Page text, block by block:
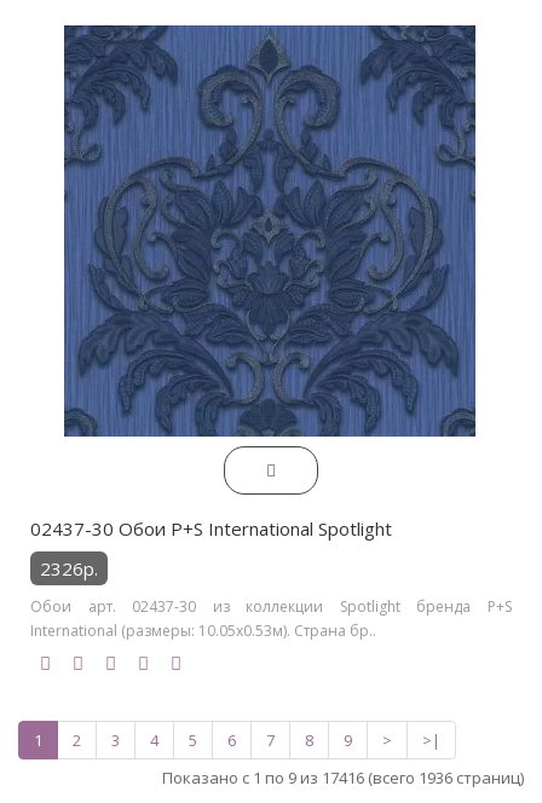
02437-30 Обои P+S International Spotlight
2326р.
Обои арт. 02437-30 из коллекции Spotlight бренда P+S
International (размеры: 10.05х0.53м). Страна бр..
1 2 3 4 5 6 7 8 9 >
>|
Показано с 1 по 9 из 17416 (всего 1936 страниц)